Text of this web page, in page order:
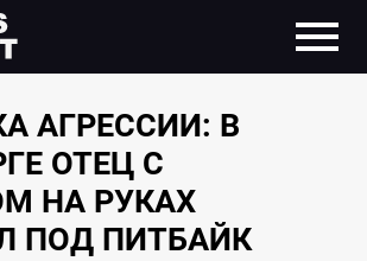
АГРЕССИИ: В
ОТЕЦ С
НА РУКАХ
ПОД ПИТБАЙК